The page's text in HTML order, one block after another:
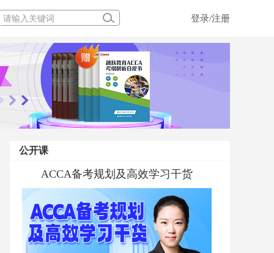
登录/注册
公开课
融跃ACCA学前私教规划直播专场
ACCA MA 考前私教答疑
ACCA备考规划及高效学习干货